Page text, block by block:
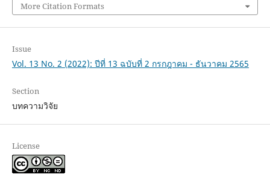
More Citation Formats
Issue
Vol. 13 No. 2 (2022): ปีที่ 13 ฉบับที่ 2 กรกฎาคม - ธันวาคม 2565
Section
บทความวิจัย
License